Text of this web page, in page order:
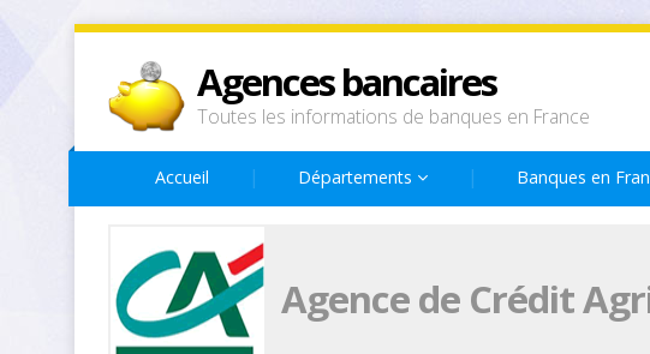
Agences bancaires
Toutes les informations de banques en France
Accueil Départements Banques en
Agence de Crédit